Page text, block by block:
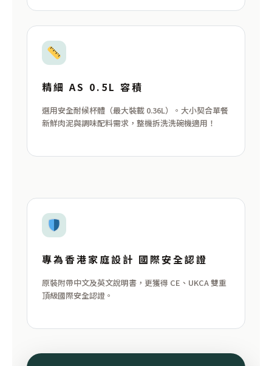
精細 AS 0.5L 容積
選用安全耐候杯體（最大裝載 0.36L）。大小契合單餐
新鮮肉泥與調味配料需求，整機拆洗洗碗機適用！
專為香港家庭設計 國際安全認證
原裝附帶中文及英文說明書，更獲得 CE、UKCA 雙重
頂級國際安全認證。